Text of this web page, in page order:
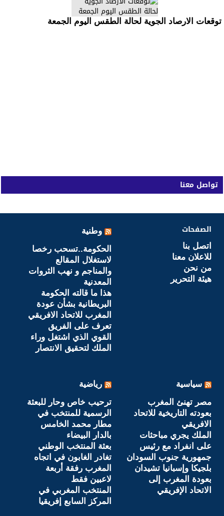
توقعات الارصاد الجوية لحالة الطقس اليوم الجمعة
تواصل معنا
الصفحات
اتصل بنا
للاعلان معنا
من نحن
هيئة التحرير
وطنية
الحكومة..تسحب رخصا
لاستغلال المقالع
والمناجم و نهب الثروات
المعدنية
هذا ما قالته الحكومة
البريطانية بشأن عودة
المغرب للاتحاد الافريقي
تعرف على الفريق
القوي الذي اشتغل وراء
الملك لتحقيق الانتصار
سياسية
مصر تهنئ المغرب
بعودته التاريخية للاتحاد
الافريقي
الملك يجري مباحثات
على انفراد مع رئيس
جمهورية جنوب السودان
بلجيكا وإسبانيا تشيدان
بعودة المغرب إلى
الاتحاد الإفريقي
رياضية
ترحيب خاص وحار للبعثة
الرسمية للمنتخب في
مطار محمد الخامس
بالدار البيضاء
بعثة المنتخب الوطني
تغادر الغابون في اتجاه
المغرب رفقة أربعة
لاعبين فقط
المنتخب المغربي في
المركز السابع إفريقيا